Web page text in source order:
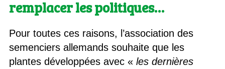
remplacer les politiques…
Pour toutes ces raisons, l’association des
semenciers allemands souhaite que les
plantes développées avec « les dernières